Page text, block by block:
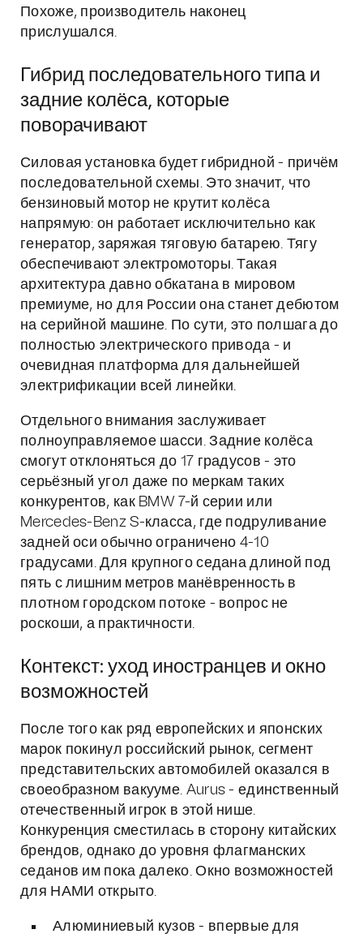
Похоже, производитель наконец
прислушался.
Гибрид последовательного типа и
задние колёса, которые
поворачивают
Силовая установка будет гибридной - причём
последовательной схемы. Это значит, что
бензиновый мотор не крутит колёса
напрямую: он работает исключительно как
генератор, заряжая тяговую батарею. Тягу
обеспечивают электромоторы. Такая
архитектура давно обкатана в мировом
премиуме, но для России она станет дебютом
на серийной машине. По сути, это полшага до
полностью электрического привода - и
очевидная платформа для дальнейшей
электрификации всей линейки.
Отдельного внимания заслуживает
полноуправляемое шасси. Задние колёса
смогут отклоняться до 17 градусов - это
серьёзный угол даже по меркам таких
конкурентов, как BMW 7-й серии или
Mercedes-Benz S-класса, где подруливание
задней оси обычно ограничено 4-10
градусами. Для крупного седана длиной под
пять с лишним метров манёвренность в
плотном городском потоке - вопрос не
роскоши, а практичности.
Контекст: уход иностранцев и окно
возможностей
После того как ряд европейских и японских
марок покинул российский рынок, сегмент
представительских автомобилей оказался в
своеобразном вакууме. Aurus - единственный
отечественный игрок в этой нише.
Конкуренция сместилась в сторону китайских
брендов, однако до уровня флагманских
седанов им пока далеко. Окно возможностей
для НАМИ открыто.
Алюминиевый кузов - впервые для